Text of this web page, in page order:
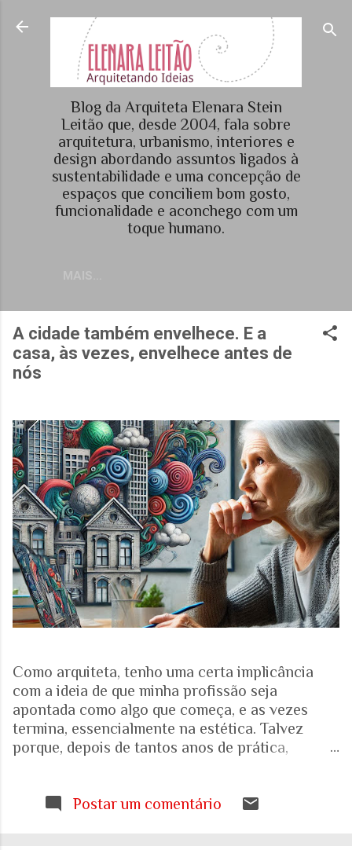
Pular para o conteúdo principal
Blog da Arquiteta Elenara Stein
Leitão que, desde 2004, fala sobre
arquitetura, urbanismo, interiores e
design abordando assuntos ligados à
sustentabilidade e uma concepção de
espaços que conciliem bom gosto,
funcionalidade e aconchego com um
toque humano.
A cidade também envelhece. E a
casa, às vezes, envelhece antes de
nós
Como arquiteta, tenho uma certa implicância
com a ideia de que minha profissão seja
apontada como algo que começa, e as vezes
termina, essencialmente na estética. Talvez
porque, depois de tantos anos de prática,
cada vez mais evidente para mim que uma porta,
Postar um comentário